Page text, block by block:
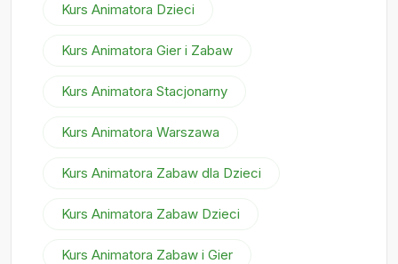
Kurs Animatora Dzieci
Kurs Animatora Gier i Zabaw
Kurs Animatora Stacjonarny
Kurs Animatora Warszawa
Kurs Animatora Zabaw dla Dzieci
Kurs Animatora Zabaw Dzieci
Kurs Animatora Zabaw i Gier